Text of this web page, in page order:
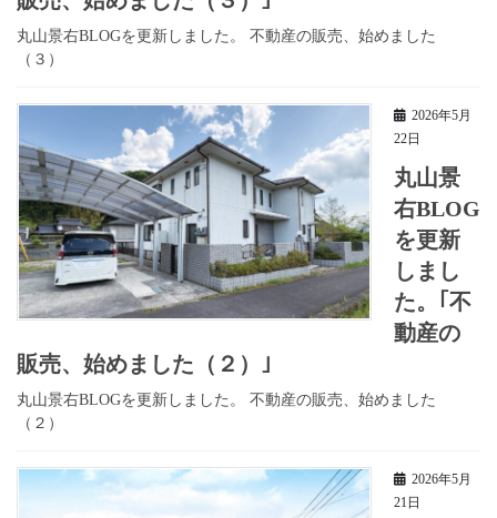
丸山景右BLOGを更新しました。 不動産の販売、始めました
（３）
2026年5月
22日
丸山景
右BLOG
を更新
しまし
た。｢不
動産の
販売、始めました（２）｣
丸山景右BLOGを更新しました。 不動産の販売、始めました
（２）
2026年5月
21日